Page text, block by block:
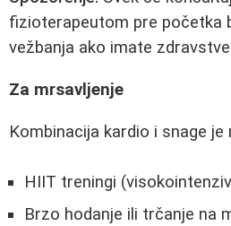
fizioterapeutom pre početka
vežbanja ako imate
Za mrsavljenje
Kombinacija kardio i snage je
HIIT treningi
Brzo hodanje ili trčanje na